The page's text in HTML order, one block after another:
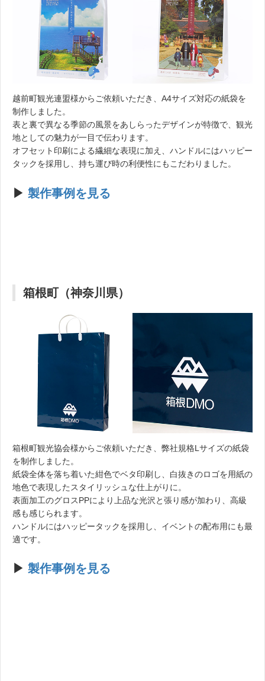
越前町観光連盟様からご依頼いただき、A4サイズ対応の紙袋を
制作しました。
表と裏で異なる季節の風景をあしらったデザインが特徴で、観光
地としての魅力が一目で伝わります。
オフセット印刷による繊細な表現に加え、ハンドルにはハッピー
タックを採用し、持ち運び時の利便性にもこだわりました。
▶︎ 製作事例を見る
箱根町（神奈川県）
箱根町観光協会様からご依頼いただき、弊社規格Lサイズの紙袋
を制作しました。
紙袋全体を落ち着いた紺色でベタ印刷し、白抜きのロゴを用紙の
地色で表現したスタイリッシュな仕上がりに。
表面加工のグロスPPにより上品な光沢と張り感が加わり、高級
感も感じられます。
ハンドルにはハッピータックを採用し、イベントの配布用にも最
適です。
▶︎ 製作事例を見る